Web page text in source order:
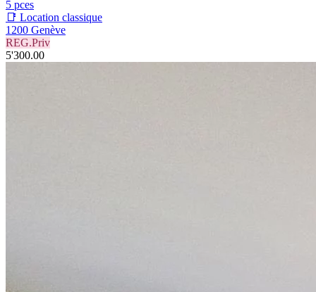
5 pces
📑 Location classique
1200 Genève
REG.Priv
5'300.00